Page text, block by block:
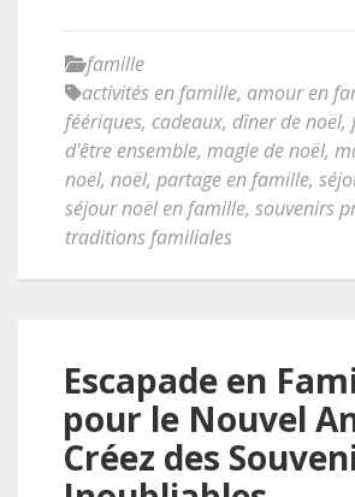
famille
activités en famille, amour en
féériques, cadeaux, dîner de noël,
d'être ensemble, magie de noël,
noël, noël, partage en famille,
séjour noël en famille, souvenirs
traditions familiales
Escapade en
pour le Nouvel
Créez des